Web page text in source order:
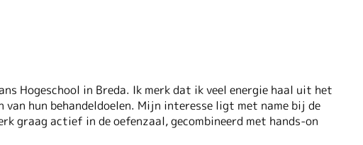
Hogeschool in Breda. Ik merk dat ik veel energie haal uit het
van hun behandeldoelen. Mijn interesse ligt met name bij de
graag actief in de oefenzaal, gecombineerd met hands-on